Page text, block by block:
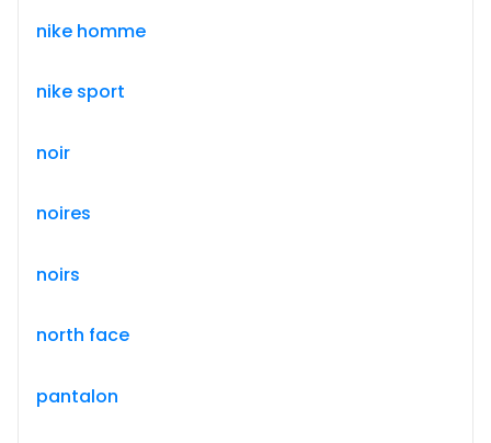
nike homme
nike sport
noir
noires
noirs
north face
pantalon